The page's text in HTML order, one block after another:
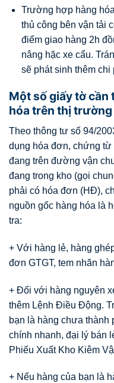
Trường hợp hàng
thủ công bên vận tải
điểm giao hàng 2h
nâng hặc xe cẩu.
sẽ phát sinh thêm chi
Một số giấy tờ
hóa trên thị trường
Theo thông tư số 94/
dụng hóa đơn, chứng
đang trên đường vận
đang trong kho (gọi
phải có hóa đơn (HĐ),
nguồn gốc hàng hóa là
tra:
+ Với hàng lẻ, hàng
đơn GTGT, tem nhãn
+ Đối với hàng nguyên
thêm Lệnh Điều Động.
bạn là hàng chưa thành
chính nhanh, đại lý bán
Phiếu Xuất Kho Kiêm
+ Nếu hàng của bạn là